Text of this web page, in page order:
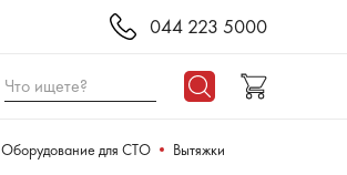
044 223 5000
Что ищете?
Оборудование для СТО Вытяжки